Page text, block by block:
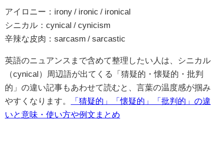
アイロニー：irony / ironic / ironical
シニカル：cynical / cynicism
辛辣な皮肉：sarcasm / sarcastic
英語のニュアンスまで含めて整理したい人は、シニカル
（cynical）周辺語が出てくる「猜疑的・懐疑的・批判
的」の違い記事もあわせて読むと、言葉の温度感が掴み
やすくなります。
「猜疑的」「懐疑的」「批判的」の違
いと意味・使い方や例文まとめ